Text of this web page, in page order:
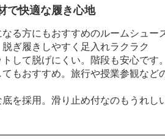
で快適な履き心地
なる方にもおすすめのルームシュー
ぎ履きしやすく足入れラクラク
して脱げにくい。階段も安心です。
てもおすすめ。旅行や授業参観など
を採用。滑り止め付なのもうれし